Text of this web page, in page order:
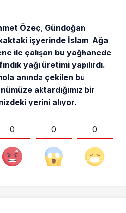
Özeç, Gündoğan
işyerinde İslam Ağa
ile çalışan bu yağhanede
yağı üretimi yapılırdı.
anında çekilen bu
aktardığımız bir
yerini alıyor.
0 0 0